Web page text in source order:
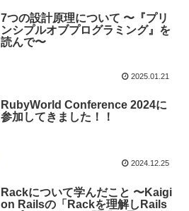
7つの設計原理について 〜『プリ
ンシプルオブプログラミング』を
読んで〜
2025.01.21
RubyWorld Conference 2024に
参加してきました！！
2024.12.25
Rackについて学んだこと 〜Kaigi
on Railsの「Rackを理解しRails